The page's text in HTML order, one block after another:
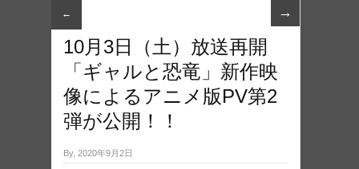
← →
10月3日（土）放送再開
「ギャルと恐竜」新作映
像によるアニメ版PV第2
弾が公開！！
By, 2020年9月2日